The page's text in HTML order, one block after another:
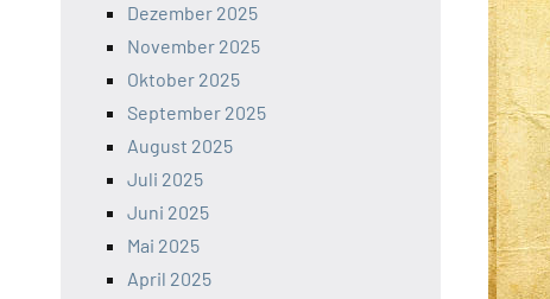
Dezember 2025
November 2025
Oktober 2025
September 2025
August 2025
Juli 2025
Juni 2025
Mai 2025
April 2025